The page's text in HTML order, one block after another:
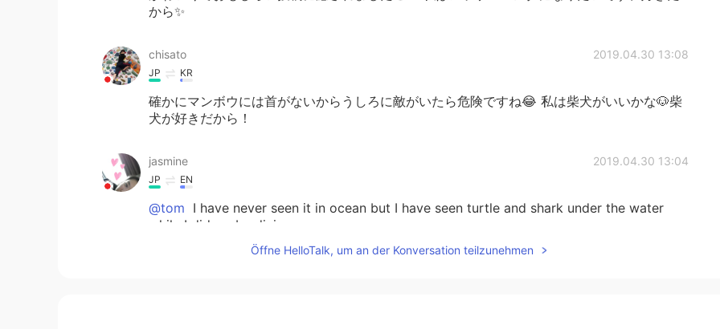
から✨
chisato 2019.04.30 13:08
JP KR
確かにマンボウには首がないからうしろに敵がいたら危険ですね😂 私は柴犬がいいかな🐶柴
犬が好きだから！
jasmine 2019.04.30 13:04
JP EN
@tom I have never seen it in ocean but I have seen turtle and shark under the water
while I did scuba diving.
Öffne HelloTalk, um an der Konversation teilzunehmen